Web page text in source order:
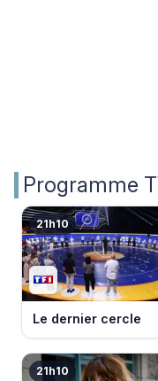
Programme
21h10
Le dernier cercle
21h10